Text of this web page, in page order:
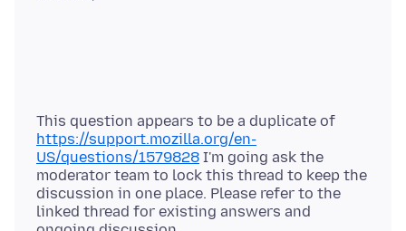
This question appears to be a duplicate of
https://support.mozilla.org/en-
US/questions/1579828 I'm going ask the
moderator team to lock this thread to keep the
discussion in one place. Please refer to the
linked thread for existing answers and